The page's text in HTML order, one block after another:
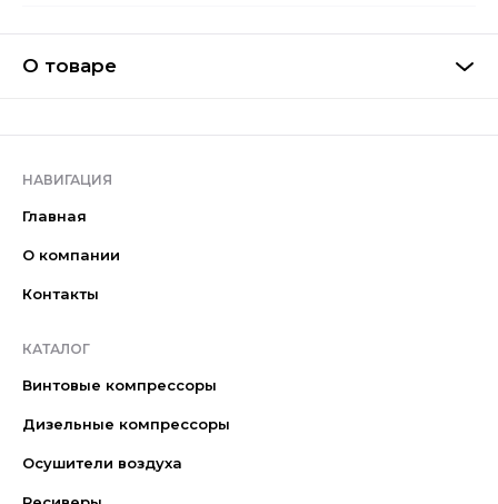
О товаре
НАВИГАЦИЯ
Главная
О компании
Контакты
КАТАЛОГ
Винтовые компрессоры
Дизельные компрессоры
Осушители воздуха